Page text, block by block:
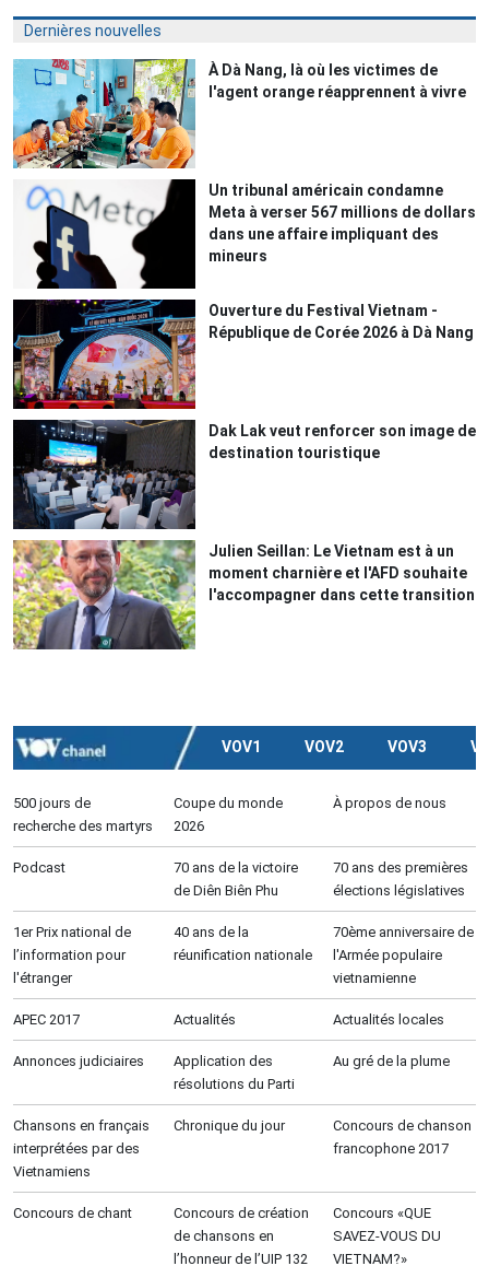
Dernières nouvelles
À Dà Nang, là où les victimes de
l'agent orange réapprennent à vivre
Un tribunal américain condamne
Meta à verser 567 millions de dollars
dans une affaire impliquant des
mineurs
Ouverture du Festival Vietnam -
République de Corée 2026 à Dà Nang
Dak Lak veut renforcer son image de
destination touristique
Julien Seillan: Le Vietnam est à un
moment charnière et l'AFD souhaite
l'accompagner dans cette transition
VOV1 VOV2 VOV3
500 jours de
recherche des martyrs
Coupe du monde
2026
À propos de nous
Podcast
70 ans de la victoire
de Diên Biên Phu
70 ans des premières
élections législatives
1er Prix national de
l’information pour
l'étranger
40 ans de la
réunification nationale
70ème anniversaire de
l'Armée populaire
vietnamienne
APEC 2017 Actualités Actualités locales
Annonces judiciaires
Application des
résolutions du Parti
Au gré de la plume
Chansons en français
interprétées par des
Vietnamiens
Chronique du jour
Concours de chanson
francophone 2017
Concours de chant
Concours de création
de chansons en
l’honneur de l’UIP 132
Concours «QUE
SAVEZ-VOUS DU
VIETNAM?»